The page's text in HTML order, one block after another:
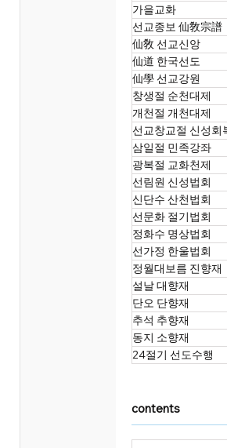
가을교화
선교종보 仙敎宗譜
仙敎 선교신앙
仙道 한국선도
仙學 선교강원
창생절 순천대제
개천절 개천대제
선교창교절 신성회
삼일절 민족강좌
광복절 교화천제
선림원 신성법회
신단수 산천법회
선문화 절기법회
정화수 명상법회
선가정 한울법회
정월대보름 진향재
설날 대향재
단오 단향재
추석 추향재
동지 소향재
24절기 선도수행
contents